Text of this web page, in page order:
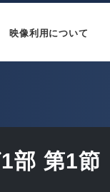
映像利用について
部 第1節